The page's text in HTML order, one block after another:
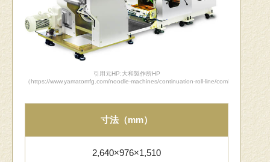
引用元HP:大和製作所HP
（https://www.yamatomfg.com/noodle-machines/continuation-roll-line/combined-
寸法（mm）
2,640×976×1,510